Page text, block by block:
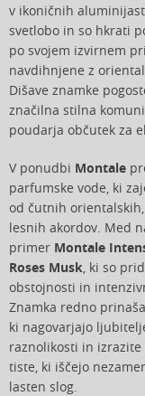
v ikoničnih
svetlobo in so hkrati
po svojem izvirnem
navdihnjene z
Dišave znamke
značilna stilna
poudarja občutek za
V ponudbi Montale
parfumske vode, ki
od čutnih
lesnih akordov. Med
primer Montale
Roses Musk, ki so
obstojnosti in
Znamka redno
ki nagovarjajo
raznolikosti in izrazite
tiste, ki iščejo
lasten slog.